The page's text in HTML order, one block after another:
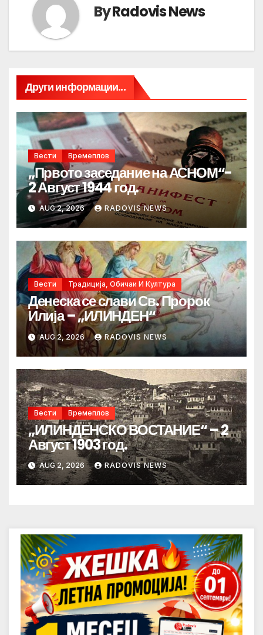
ByRadovis News
Други информации...
Вести Времеплов
„Првото заседание на АСНОМ“-
2 Август 1944 год.
AUG 2, 2026 RADOVIS NEWS
Вести Традиција, Обичаи И Култура
Денеска се слави Св. Пророк
Илија – „ИЛИНДЕН“
AUG 2, 2026 RADOVIS NEWS
Вести Времеплов
„ИЛИНДЕНСКО ВОСТАНИЕ“ – 2
Август 1903 год.
AUG 2, 2026 RADOVIS NEWS